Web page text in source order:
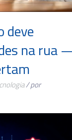
deve
na rua
/ por